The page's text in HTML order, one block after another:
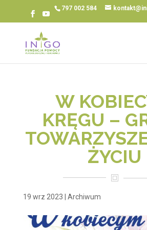
797 002 584
W
KRĘGU –
ŻYCIU
19 wrz 2023 Archiwum